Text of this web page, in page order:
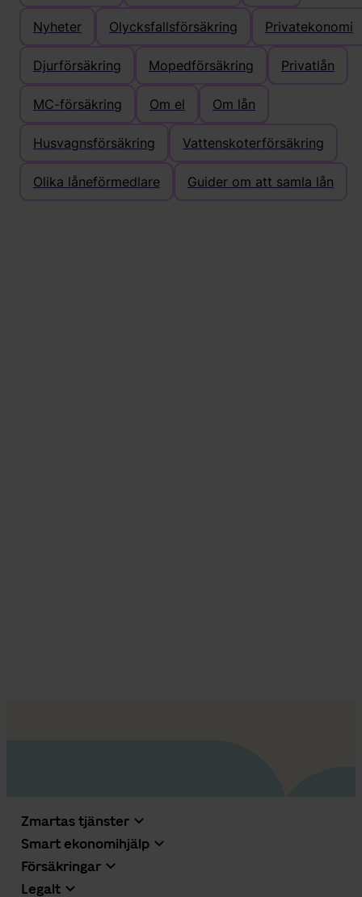
Nyheter Olycksfallsförsäkring Privatekonomi
Djurförsäkring Mopedförsäkring Privatlån
MC-försäkring Om el Om lån
Husvagnsförsäkring Vattenskoterförsäkring
Olika låneförmedlare Guider om att samla lån
Zmartas tjänster
Smart ekonomihjälp
Försäkringar
Legalt